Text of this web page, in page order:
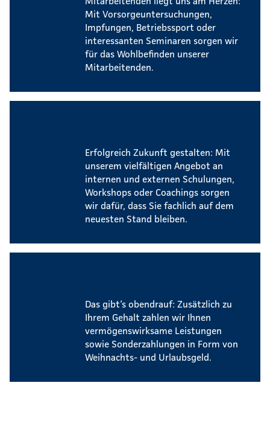
Mit Vorsorgeuntersuchungen,
Impfungen, Betriebssport oder
interessanten Seminaren sorgen wir
für das Wohlbefinden unserer
Mitarbeitenden.
Erfolgreich Zukunft gestalten: Mit
unserem vielfältigen Angebot an
internen und externen Schulungen,
Workshops oder Coachings sorgen
wir dafür, dass Sie fachlich auf dem
neuesten Stand bleiben.
Das gibt’s obendrauf: Zusätzlich zu
Ihrem Gehalt zahlen wir Ihnen
vermögenswirksame Leistungen
sowie Sonderzahlungen in Form von
Weihnachts- und Urlaubsgeld.